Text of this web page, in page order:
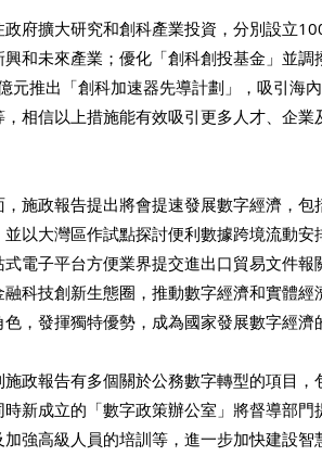
府擴大研究和創科產業投資，分別設立
興和未來產業；優化「創科創投基金」並
元推出「創科加速器先導計劃」，吸引海
，相信以上措施能有效吸引更多人才、企
施政報告提出將會提速發展數字經濟，
以大灣區作試點探討便利數據跨境流動
電子平台方便業界提交進出口貿易文件
融科技創新生態圈，推動數字經濟和實體
，發揮獨特優勢，成為國家發展數字經
政報告有多個關於公務數字轉型的項目
新成立的「數字政策辦公室」將督導部
強高級人員的培訓等，進一步加快建設